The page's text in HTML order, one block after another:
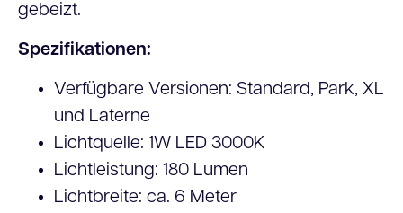
gebeizt.
Spezifikationen:
Verfügbare Versionen: Standard, Park, XL
und Laterne
Lichtquelle: 1W LED 3000K
Lichtleistung: 180 Lumen
Lichtbreite: ca. 6 Meter